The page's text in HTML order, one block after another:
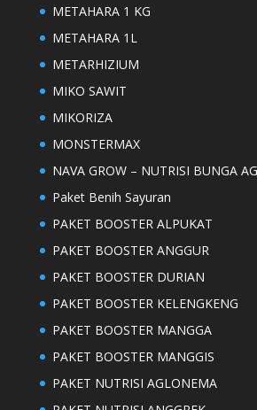
METAHARA 1 KG
METAHARA 1L
METARHIZIUM
MIKO SAWIT
MIKORIZA
MONSTERMAX
NAVA GROW – NUTRISI BUNGA
Paket Benih Sayuran
PAKET BOOSTER ALPUKAT
PAKET BOOSTER ANGGUR
PAKET BOOSTER DURIAN
PAKET BOOSTER KELENGKENG
PAKET BOOSTER MANGGA
PAKET BOOSTER MANGGIS
PAKET NUTRISI AGLONEMA